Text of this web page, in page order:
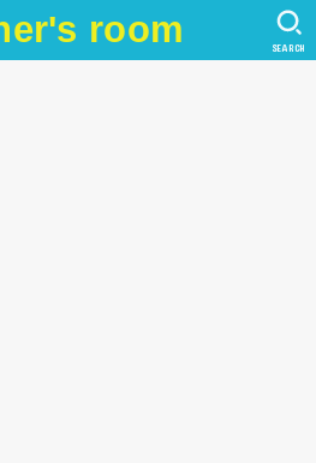
room SEARCH